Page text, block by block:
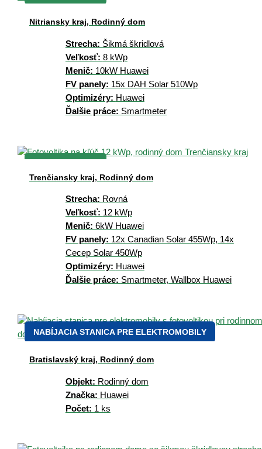
Nitriansky kraj, Rodinný dom
Strecha: Šikmá škridlová
Veľkosť: 8 kWp
Menič: 10kW Huawei
FV panely: 15x DAH Solar 510Wp
Optimizéry: Huawei
Ďalšie práce: Smartmeter
Trenčiansky kraj, Rodinný dom
Strecha: Rovná
Veľkosť: 12 kWp
Menič: 6kW Huawei
FV panely: 12x Canadian Solar 455Wp, 14x
Cecep Solar 450Wp
Optimizéry: Huawei
Ďalšie práce: Smartmeter, Wallbox Huawei
NABÍJACIA STANICA PRE ELEKTROMOBILY
Bratislavský kraj, Rodinný dom
Objekt: Rodinný dom
Značka: Huawei
Počet: 1 ks